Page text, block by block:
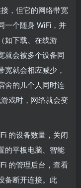
，但它的网络带宽
一个随身 WiFi，并
如下载、在线游
就会被多个设备同
宽就会相应减少，
舍的几个人同时连
戏时，网络就会变
的设备数量，关闭
的平板电脑、智能
的管理后台，查看
备断开连接。此